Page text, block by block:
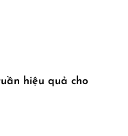
hiệu quả cho